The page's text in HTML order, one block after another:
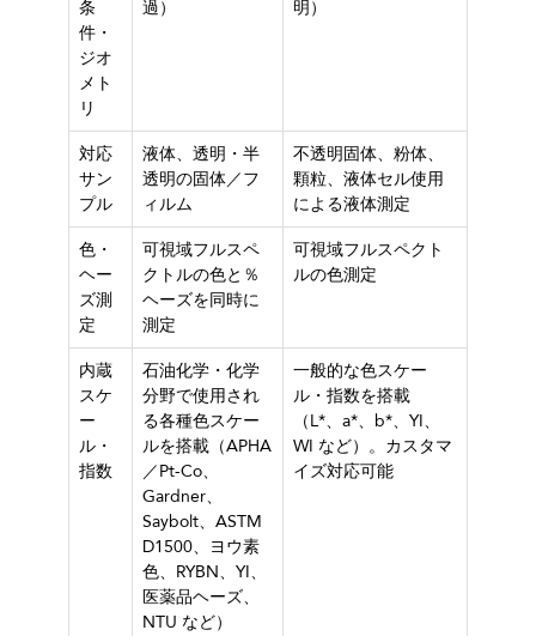
条
件・
ジオ
メト
リ
過）
明）
対応
サン
プル
液体、透明・半
透明の固体／フ
ィルム
不透明固体、粉体、
顆粒、液体セル使用
による液体測定
色・
ヘー
ズ測
定
可視域フルスペ
クトルの色と％
ヘーズを同時に
測定
可視域フルスペクト
ルの色測定
内蔵
スケ
ー
ル・
指数
石油化学・化学
分野で使用され
る各種色スケー
ルを搭載（APHA
／Pt-Co、
Gardner、
Saybolt、ASTM
D1500、ヨウ素
色、RYBN、YI、
医薬品ヘーズ、
NTU など）
一般的な色スケー
ル・指数を搭載
（L*、a*、b*、YI、
WI など）。カスタマ
イズ対応可能